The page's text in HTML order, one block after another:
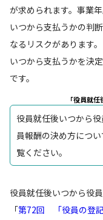
が求められます。事業
いつから支払うかの判
なるリスクがあります
いつから支払うかを決
です。
「役員就
役員就任後いつから
員報酬の決め方につ
覧ください。
役員就任後いつから役
「第72回 「役員の登